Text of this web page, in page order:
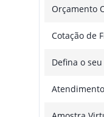
Orçamento
Cotação de
Defina o